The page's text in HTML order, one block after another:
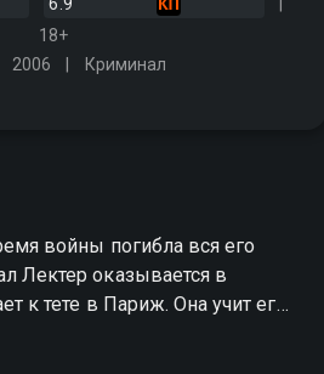
18+
2006 Криминал
войны погибла вся его
Лектер оказывается в
к тете в Париж. Она учит его
а он начинает поиски